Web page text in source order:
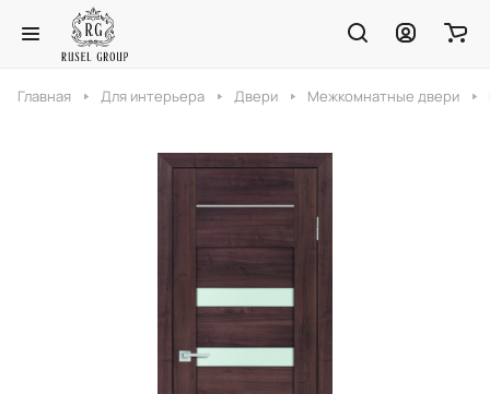
Главная Для интерьера Двери Межкомнатные двери